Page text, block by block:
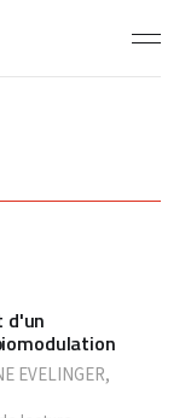
d'un
EVELINGER,